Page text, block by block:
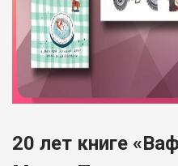
20 лет книге